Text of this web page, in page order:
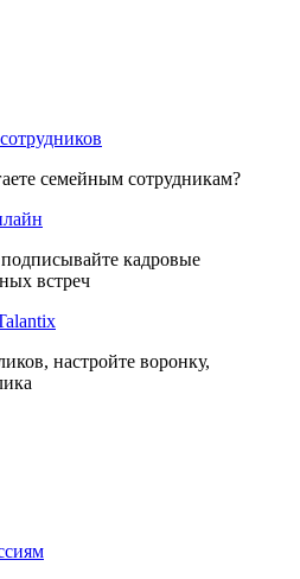
семейным сотрудникам?
кадровые
встреч
настройте воронку,